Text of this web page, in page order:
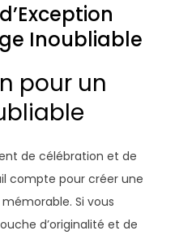
Inoubliable
pour un
de célébration et de
compte pour créer une
Si vous
d’originalité et de